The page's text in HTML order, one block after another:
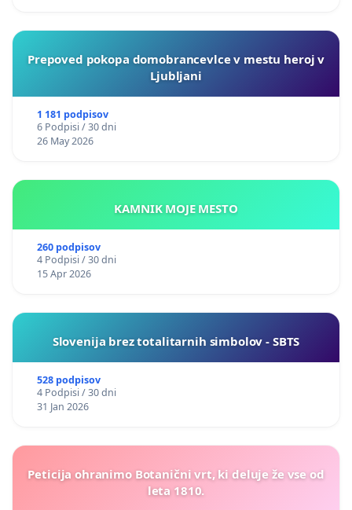
Prepoved pokopa domobrancevlce v mestu heroj v
Ljubljani
1 181 podpisov
6 Podpisi / 30 dni
26 May 2026
KAMNIK MOJE MESTO
260 podpisov
4 Podpisi / 30 dni
15 Apr 2026
Slovenija brez totalitarnih simbolov - SBTS
528 podpisov
4 Podpisi / 30 dni
31 Jan 2026
Peticija ohranimo Botanični vrt, ki deluje že vse od
leta 1810.